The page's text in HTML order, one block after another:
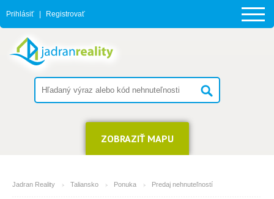
Prihlásiť Registrovať
ZOBRAZIŤ MAPU
Jadran Reality Taliansko Ponuka Predaj nehnuteľností